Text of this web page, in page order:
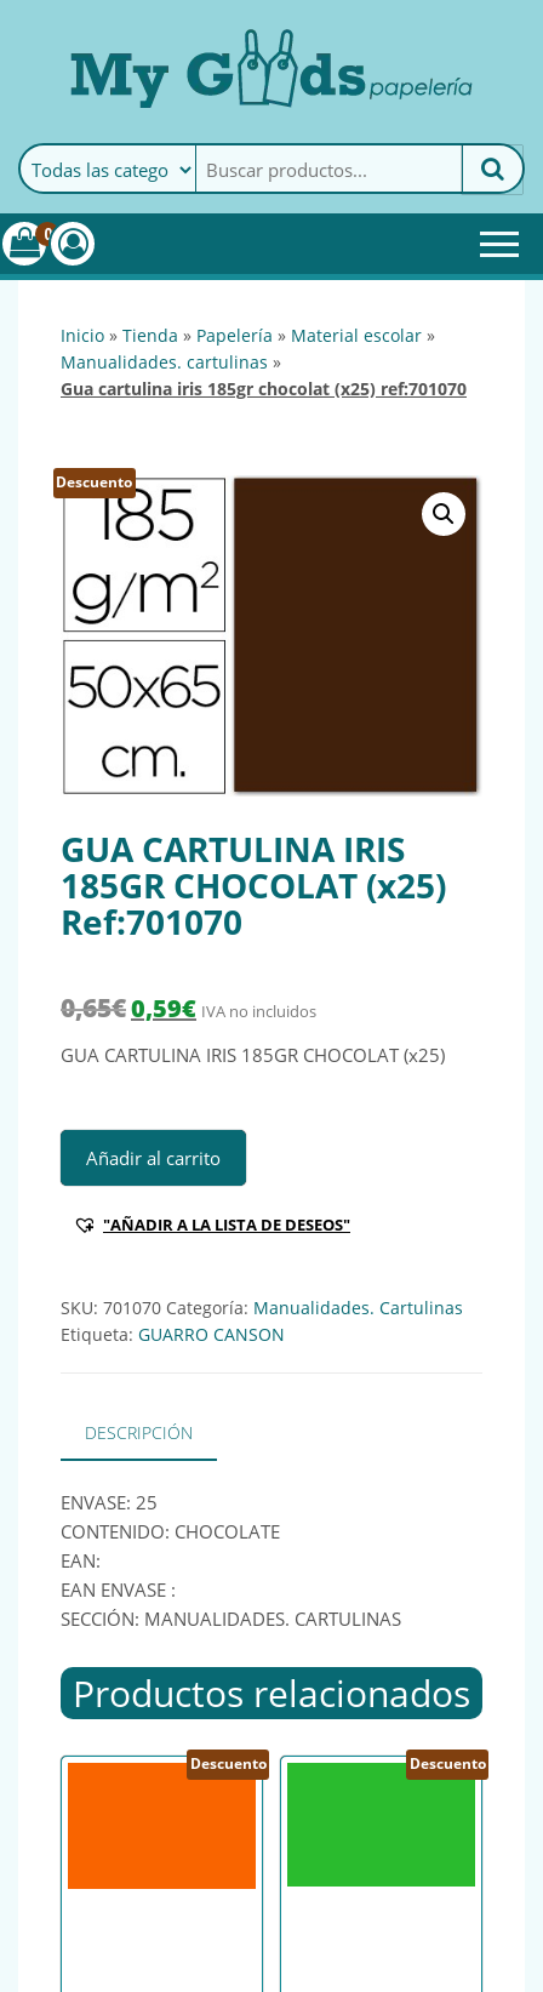
MyGoods · PapeleríaMy Goods es tu papelería
online de confianza. Podrás
encontrar todo lo necesario
0
inicio » tienda » papelería » material escolar »
manualidades. cartulinas »
gua cartulina iris 185gr chocolat (x25) ref:701070
Descuento
GUA CARTULINA IRIS
185GR CHOCOLAT (x25)
Ref:701070
0,65€ El precio original era: 0,65€.
0,59€El precio actual es: 0,59€.
IVA no incluidos
GUA CARTULINA IRIS 185GR CHOCOLAT (x25)
GUA CARTULINA IRIS 185GR CHOCOLAT (x25)
Añadir al carrito
"AÑADIR A LA LISTA DE DESEOS"
SKU: 701070 Categoría: Manualidades. Cartulinas
Etiqueta: GUARRO CANSON
DESCRIPCIÓN
ENVASE: 25
CONTENIDO: CHOCOLATE
EAN:
EAN ENVASE :
SECCIÓN: MANUALIDADES. CARTULINAS
Productos relacionados
Descuento Descuento